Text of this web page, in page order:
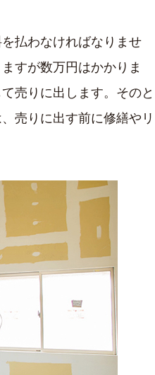
払わなければなりませ
すが数万円はかかりま
売りに出します。そのと
売りに出す前に修繕やリ